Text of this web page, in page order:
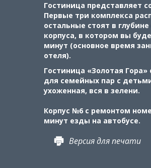
Гостиница представляет
Первые три комплекса
остальные стоят в
корпуса, в котором вы
минут (основное время
отеля).
Гостиница «Золотая
для семейных пар с
ухоженная, вся в зелени.
Корпус №6 с ремонтом
минут езды на автобусе.
Версия для печати